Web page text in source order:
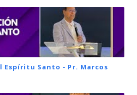
Espíritu Santo - Pr. Marcos